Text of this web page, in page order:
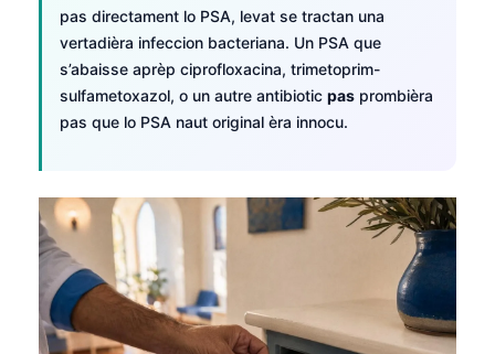
pas directament lo PSA, levat se tractan una
vertadièra infeccion bacteriana. Un PSA que
s’abaisse aprèp ciprofloxacina, trimetoprim-
sulfametoxazol, o un autre antibiotic pas prombièra
pas que lo PSA naut original èra innocu.